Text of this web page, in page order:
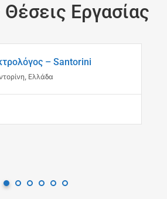
Θέσεις Εργασίας
– Santorini
Ελλάδα